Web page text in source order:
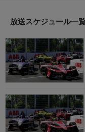
開催日：2026年5月2日(
放送スケジュール一